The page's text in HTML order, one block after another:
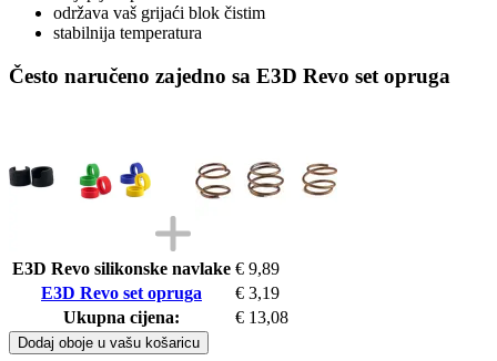
održava vaš grijaći blok čistim
stabilnija temperatura
Često naručeno zajedno sa E3D Revo set opruga
E3D Revo silikonske navlake € 9,89
E3D Revo set opruga
€ 3,19
Ukupna cijena:
€ 13,08
Dodaj oboje u vašu košaricu